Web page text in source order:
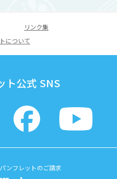
リンク集
について
ト公式 SNS
ンフレットのご請求